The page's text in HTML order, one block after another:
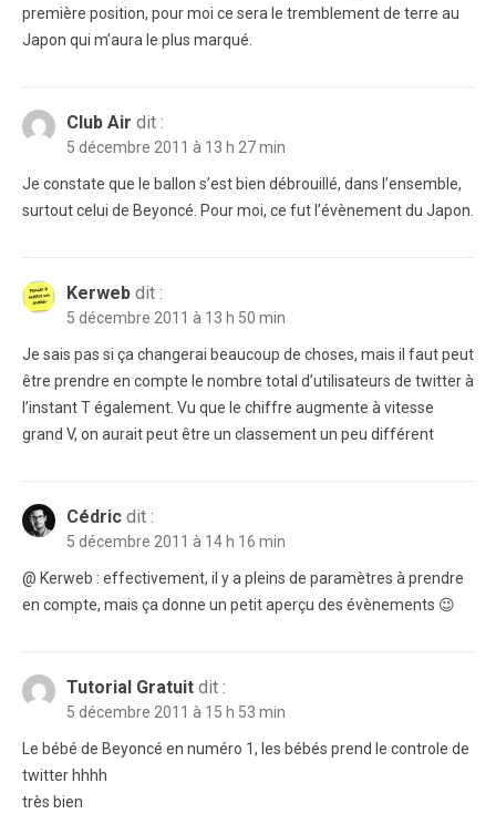
première position, pour moi ce sera le tremblement de terre au
Japon qui m’aura le plus marqué.
Club Air dit :
5 décembre 2011 à 13 h 27 min
Je constate que le ballon s’est bien débrouillé, dans l’ensemble,
surtout celui de Beyoncé. Pour moi, ce fut l’évènement du Japon.
Kerweb dit :
5 décembre 2011 à 13 h 50 min
Je sais pas si ça changerai beaucoup de choses, mais il faut peut
être prendre en compte le nombre total d’utilisateurs de twitter à
l’instant T également. Vu que le chiffre augmente à vitesse
grand V, on aurait peut être un classement un peu différent
Cédric dit :
5 décembre 2011 à 14 h 16 min
@ Kerweb : effectivement, il y a pleins de paramètres à prendre
en compte, mais ça donne un petit aperçu des évènements 😉
Tutorial Gratuit dit :
5 décembre 2011 à 15 h 53 min
Le bébé de Beyoncé en numéro 1, les bébés prend le controle de
twitter hhhh
très bien